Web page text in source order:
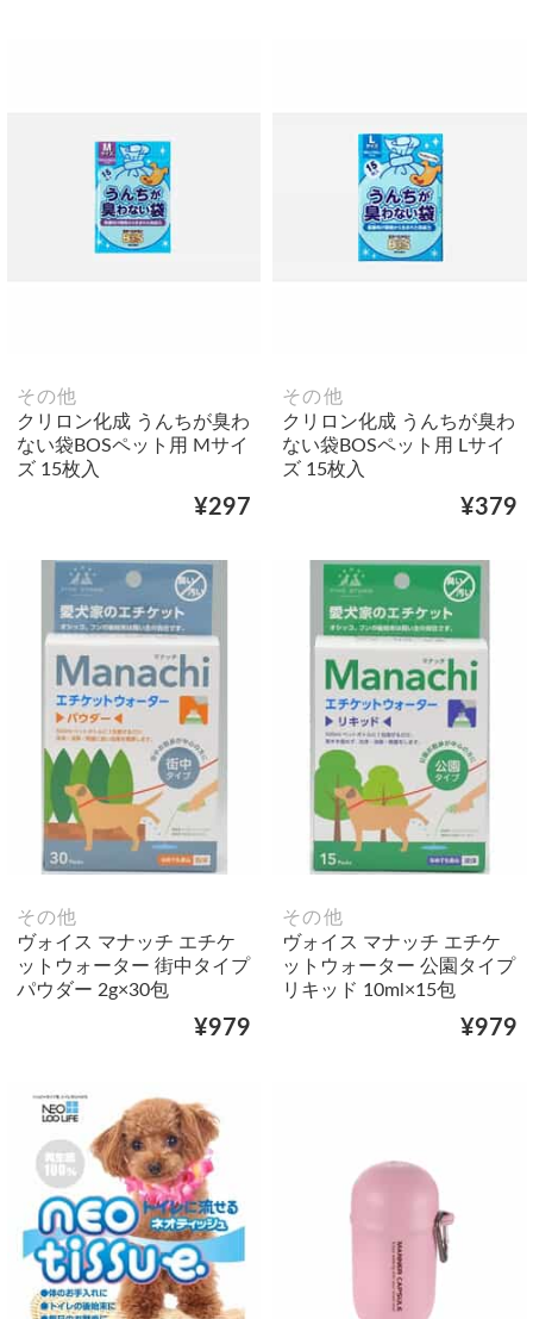
その他
クリロン化成 うんちが臭わ
ない袋BOSペット用 Mサイ
ズ 15枚入
¥297
その他
クリロン化成 うんちが臭わ
ない袋BOSペット用 Lサイ
ズ 15枚入
¥379
その他
ヴォイス マナッチ エチケ
ットウォーター 街中タイプ
パウダー 2g×30包
¥979
その他
ヴォイス マナッチ エチケ
ットウォーター 公園タイプ
リキッド 10ml×15包
¥979